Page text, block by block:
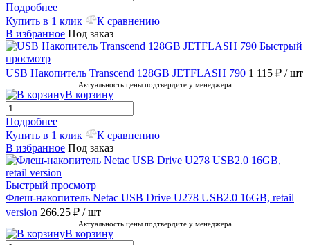
Подробнее
Купить в 1 клик
К сравнению
В избранное Под заказ
Быстрый
просмотр
USB Накопитель Transcend 128GB JETFLASH 790 1 115 ₽ / шт
Актуальность цены подтвердите у менеджера
В корзину
Подробнее
Купить в 1 клик
К сравнению
В избранное Под заказ
Быстрый просмотр
Флеш-накопитель Netac USB Drive U278 USB2.0 16GB, retail
version 266.25 ₽ / шт
Актуальность цены подтвердите у менеджера
В корзину